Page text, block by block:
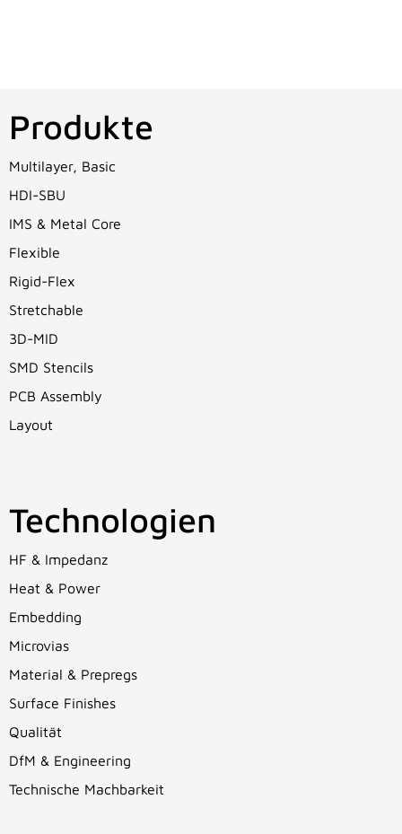
Produkte
Multilayer, Basic
HDI-SBU
IMS & Metal Core
Flexible
Rigid-Flex
Stretchable
3D-MID
SMD Stencils
PCB Assembly
Layout
Technologien
HF & Impedanz
Heat & Power
Embedding
Microvias
Material & Prepregs
Surface Finishes
Qualität
DfM & Engineering
Technische Machbarkeit